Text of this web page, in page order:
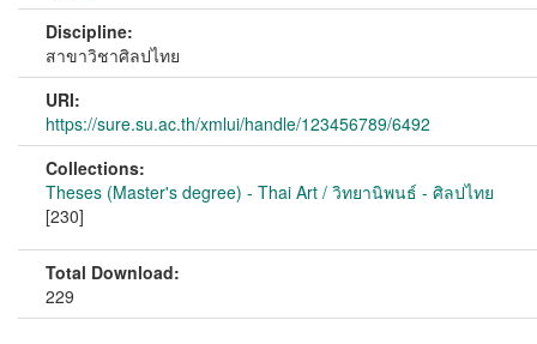
Discipline:
สาขาวิชาศิลปไทย
URI:
https://sure.su.ac.th/xmlui/handle/123456789/6492
Collections:
Theses (Master's degree) - Thai Art / วิทยานิพนธ์ - ศิลปไทย
[230]
Total Download:
229